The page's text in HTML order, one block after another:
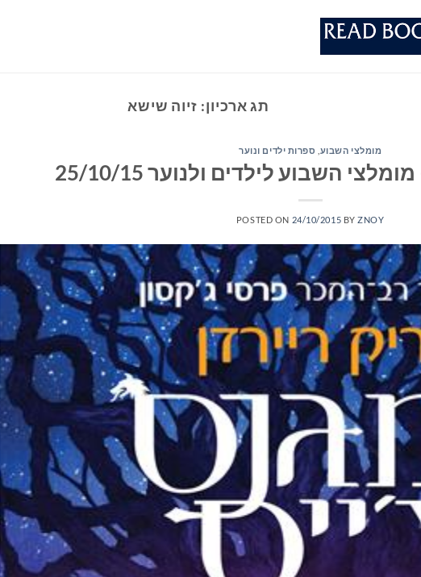
תג ארכיון: זיוה שישא
מומלצי השבוע ספרות ילדים ונוער
השבוע לילדים ולנוער 25/10/15
POSTED ON 24/10/2015 BYZNOY